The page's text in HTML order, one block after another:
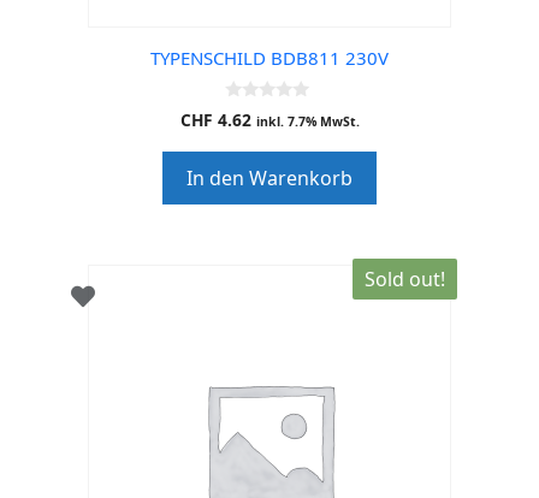
TYPENSCHILD BDB811 230V
0
o
o
f
5
CHF 4.62 inkl. 7.7% MwSt.
In den Warenkorb
Sold out!